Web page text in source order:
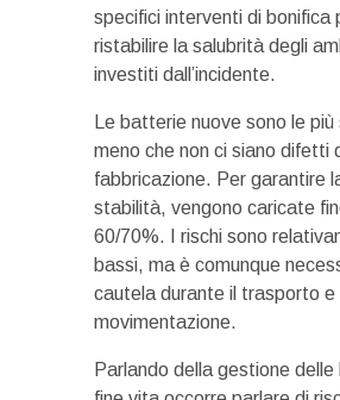
specifici interventi di bonifica
ristabilire la salubrità degli
investiti dall’incidente.
Le batterie nuove sono le
meno che non ci siano difetti
fabbricazione. Per garantire
stabilità, vengono caricate
60/70%. I rischi sono
bassi, ma è comunque
cautela durante il trasporto e
movimentazione.
Parlando della gestione